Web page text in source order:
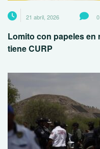
21 abril, 2026 0
Lomito con papeles en
tiene CURP